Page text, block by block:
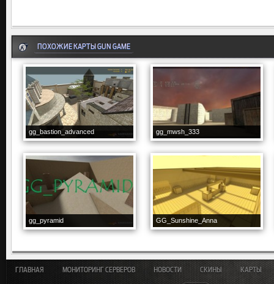
ПОХОЖИЕ КАРТЫ GUN GAME
gg_bastion_advanced gg_mwsh_333
gg_pyramid GG_Sunshine_Anna
ГЛАВНАЯ МОНИТОРИНГ СЕРВЕРОВ НОВОСТИ СКИНЫ КАРТЫ